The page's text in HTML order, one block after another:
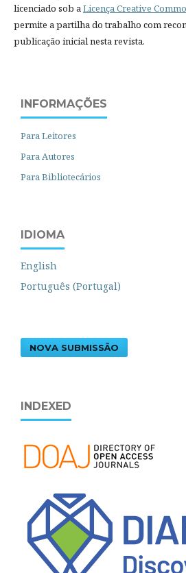
licenciado sob aLicença Creative
permite a partilha do trabalho com
publicação inicial nesta revista.
INFORMAÇÕES
Para Leitores
Para Autores
Para Bibliotecários
IDIOMA
English
Português (Portugal)
NOVA SUBMISSÃO
INDEXED